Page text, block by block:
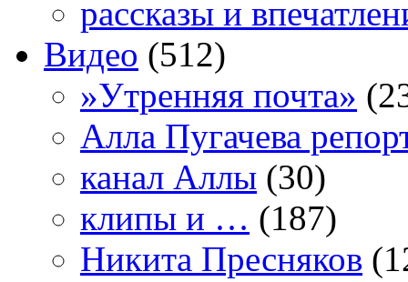
рассказы и
Видео (512)
»Утренняя почта»
Алла Пугачева
канал Аллы (30)
клипы и … (187)
Никита Пресняков